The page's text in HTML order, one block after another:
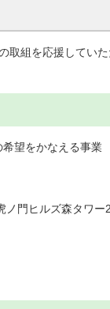
取組を応援してい
望をかなえる事業
門ヒルズ森タワー